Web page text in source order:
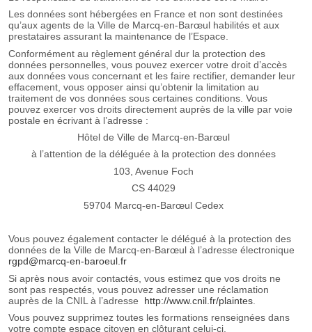
Les données sont hébergées en France et non sont destinées
qu’aux agents de la Ville de Marcq-en-Barœul habilités et aux
prestataires assurant la maintenance de l’Espace.
Conformément au règlement général dur la protection des
données personnelles, vous pouvez exercer votre droit d’accès
aux données vous concernant et les faire rectifier, demander leur
effacement, vous opposer ainsi qu’obtenir la limitation au
traitement de vos données sous certaines conditions. Vous
pouvez exercer vos droits directement auprès de la ville par voie
postale en écrivant à l’adresse :
Hôtel de Ville de Marcq-en-Barœul
à l’attention de la déléguée à la protection des données
103, Avenue Foch
CS 44029
59704 Marcq-en-Barœul Cedex
Vous pouvez également contacter le délégué à la protection des
données de la Ville de Marcq-en-Barœul à l’adresse électronique
rgpd@marcq-en-baroeul.fr
Si après nous avoir contactés, vous estimez que vos droits ne
sont pas respectés, vous pouvez adresser une réclamation
auprès de la CNIL à l’adresse http://www.cnil.fr/plaintes.
Vous pouvez supprimez toutes les formations renseignées dans
votre compte espace citoyen en clôturant celui-ci.